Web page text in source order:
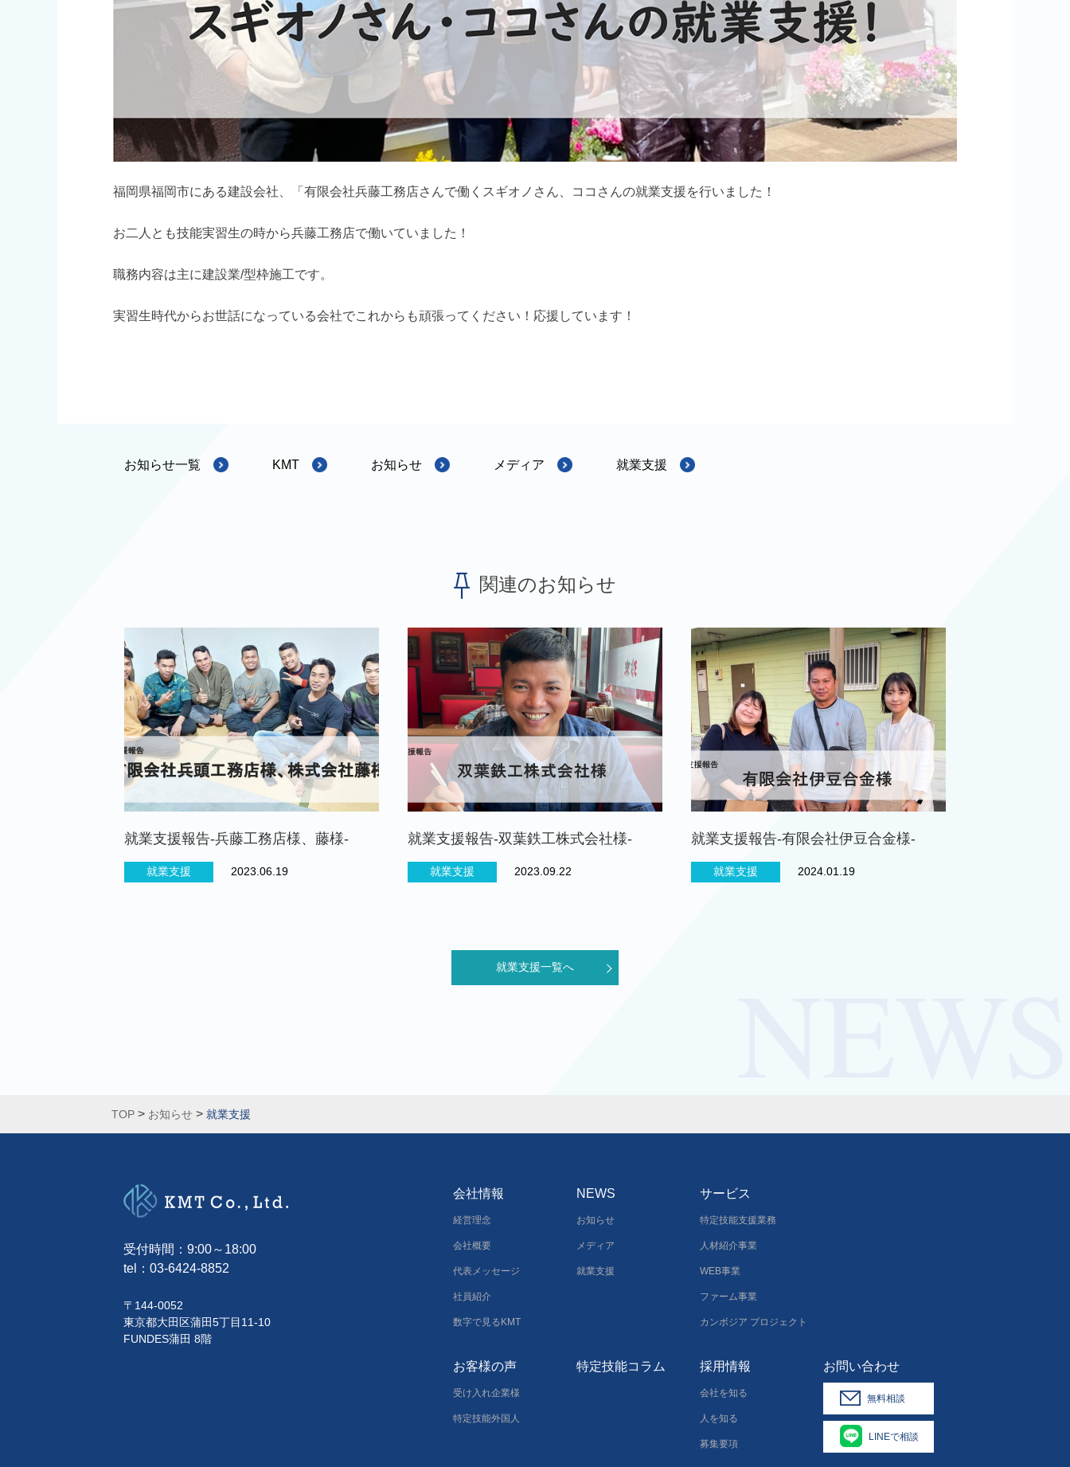
福岡県福岡市にある建設会社、「有限会社兵藤工務店さんで働くスギオノさん、ココさんの就業支援を行いました！
お二人とも技能実習生の時から兵藤工務店で働いていました！
職務内容は主に建設業/型枠施工です。
実習生時代からお世話になっている会社でこれからも頑張ってください！応援しています！
お知らせ一覧 KMT お知らせ メディア 就業支援
関連のお知らせ
就業支援報告-兵藤工務店様、藤様-
就業支援 2023.06.19
就業支援報告-双葉鉄工株式会社様-
就業支援 2023.09.22
就業支援報告-有限会社伊豆合金様-
就業支援 2024.01.19
就業支援一覧へ
TOP > お知らせ > 就業支援
受付時間：9:00～18:00
tel： 03-6424-8852
〒144-0052
東京都大田区蒲田5丁目11-10
FUNDES蒲田 8階
会社情報
経営理念
会社概要
代表メッセージ
社員紹介
数字で見るKMT
NEWS
お知らせ
メディア
就業支援
サービス
特定技能支援業務
人材紹介事業
WEB事業
ファーム事業
カンボジア プロジェクト
お客様の声
受け入れ企業様
特定技能外国人
特定技能コラム 採用情報
会社を知る
人を知る
募集要項
お問い合わせ
無料相談
LINEで相談